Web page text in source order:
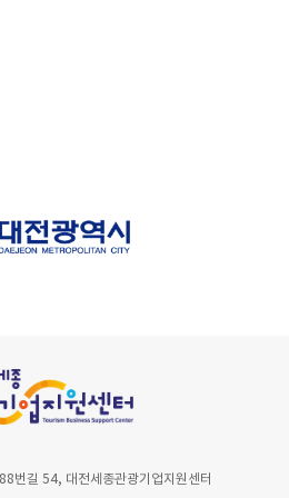
번길 54, 대전세종관광기업지원센터